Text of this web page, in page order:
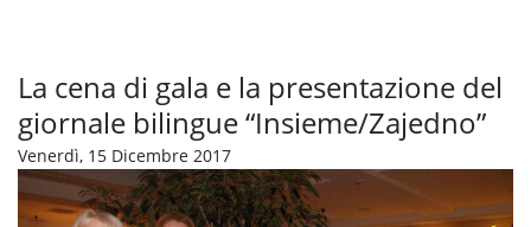
La cena di gala e la presentazione del
giornale bilingue “Insieme/Zajedno”
Venerdì, 15 Dicembre 2017